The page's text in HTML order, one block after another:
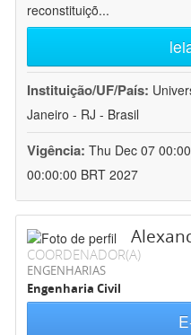
reconstituiçõ...
Instituição/UF/País:
Janeiro - RJ - Brasil
Vigência: Thu Dec 07
00:00:00 BRT 2027
COORDENADOR(A)
ENGENHARIAS
Engenharia Civil